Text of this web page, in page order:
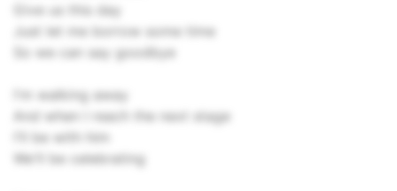
Give us this day
Just let me borrow some time
So we can say goodbye
I'm walking away
And when I reach the next stage
I'll be with him
We'll be celebrating